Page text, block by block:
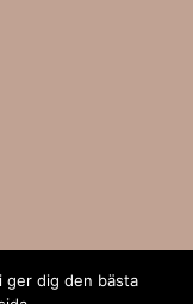
ger dig den bästa